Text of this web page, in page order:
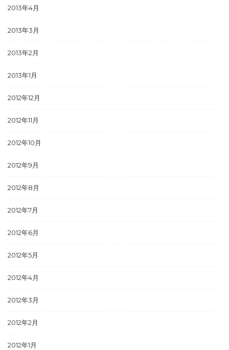
2013年4月
2013年3月
2013年2月
2013年1月
2012年12月
2012年11月
2012年10月
2012年9月
2012年8月
2012年7月
2012年6月
2012年5月
2012年4月
2012年3月
2012年2月
2012年1月